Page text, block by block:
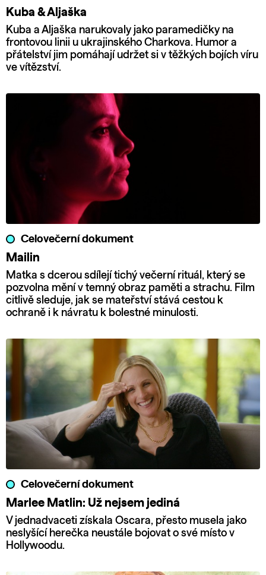
Kuba & Aljaška
Kuba a Aljaška narukovaly jako paramedičky na
frontovou linii u ukrajinského Charkova. Humor a
přátelství jim pomáhají udržet si v těžkých bojích víru
ve vítězství.
Celovečerní dokument
Mailin
Matka s dcerou sdílejí tichý večerní rituál, který se
pozvolna mění v temný obraz paměti a strachu. Film
citlivě sleduje, jak se mateřství stává cestou k
ochraně i k návratu k bolestné minulosti.
Celovečerní dokument
Marlee Matlin: Už nejsem jediná
V jednadvaceti získala Oscara, přesto musela jako
neslyšící herečka neustále bojovat o své místo v
Hollywoodu.